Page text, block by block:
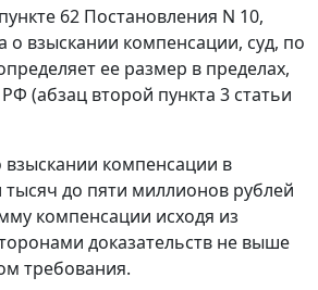
62 Постановления N 10,
о взыскании компенсации, суд, по
ее размер в пределах,
(абзац второй пункта 3 статьи
компенсации в
тысяч до пяти миллионов рублей
компенсации исходя из
доказательств не выше
требования.